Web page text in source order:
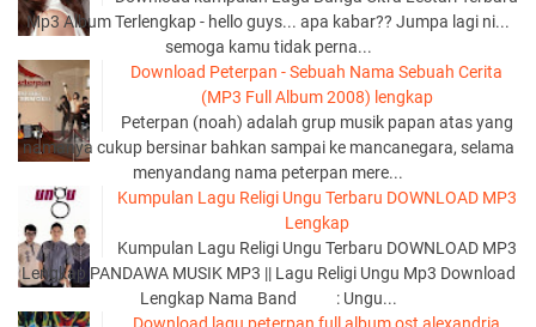
Mp3 Album Terlengkap - hello guys... apa kabar?? Jumpa lagi ni...
semoga kamu tidak perna...
Download Peterpan - Sebuah Nama Sebuah Cerita
(MP3 Full Album 2008) lengkap
Peterpan (noah) adalah grup musik papan atas yang
namanya cukup bersinar bahkan sampai ke mancanegara, selama
menyandang nama peterpan mere...
Kumpulan Lagu Religi Ungu Terbaru DOWNLOAD MP3
Lengkap
Kumpulan Lagu Religi Ungu Terbaru DOWNLOAD MP3
Lengkap PANDAWA MUSIK MP3 || Lagu Religi Ungu Mp3 Download
Lengkap Nama Band : Ungu...